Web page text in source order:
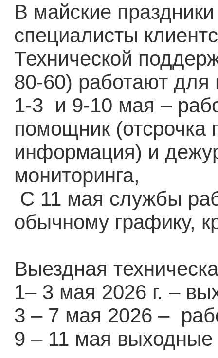
В майские
специалисты
Технической
80-60) работают для
1-3 и 9-10 мая –
помощник
информация) и
мониторинга,
С 11 мая службы
обычному графику,
Выездная
1– 3 мая 2026 г. –
3 – 7 мая 2026 –
9 – 11 мая выходные